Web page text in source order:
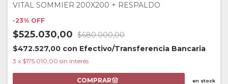
VITAL SOMMIER 200X200 + RESPALDO
-23% OFF
$525.030,00 $680.000,00
$472.527,00 con Efectivo/Transferencia Bancaria
3 x $175.010,00 sin interés
en stock